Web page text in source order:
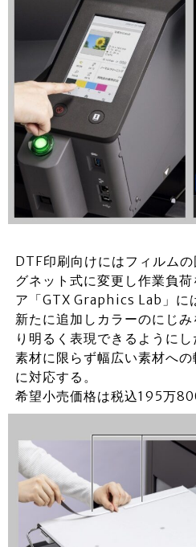
DTF印刷向けにはフィルム
グネット式に変更し作業負
ア「GTX Graphics Lab」に
新たに追加しカラーのにじ
り明るく表現できるように
素材に限らず幅広い素材へ
に対応する。
希望小売価格は税込195万